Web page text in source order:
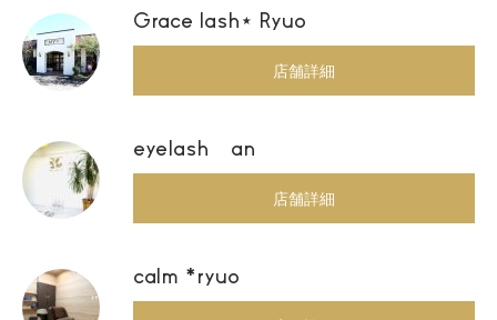
Grace lash⋆ Ryuo
店舗詳細
eyelash an
店舗詳細
calm *ryuo